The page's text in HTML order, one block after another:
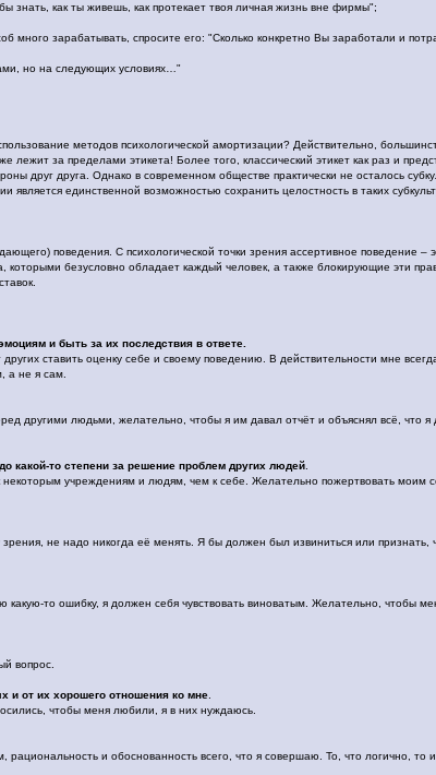
знать, как ты живешь, как протекает твоя личная жизнь вне фирмы";
много зарабатывать, спросите его: "Сколько конкретно Вы заработали и
но на следующих условиях…"
методов психологической амортизации? Действительно,
лежит за пределами этикета! Более того, классический этикет как раз и
друг друга. Однако в современном обществе практически не осталось
является единственной возможностью сохранить целостность в таких
поведения. С психологической точки зрения ассертивное поведение –
безусловно обладает каждый человек, а также блокирующие эти
и быть за их последствия в ответе.
ставить оценку себе и своему поведению. В действительности мне
а не я сам.
другими людьми, желательно, чтобы я им давал отчёт и объяснял всё, что
какой-то степени за решение проблем других людей.
учреждениям и людям, чем к себе. Желательно пожертвовать моим
зрения, не надо никогда её менять. Я бы должен был извиниться или
то ошибку, я должен себя чувствовать виноватым. Желательно, чтобы
вопрос.
и от их хорошего отношения ко мне.
чтобы меня любили, я в них нуждаюсь.
и обоснованность всего, что я совершаю. То, что логично, то